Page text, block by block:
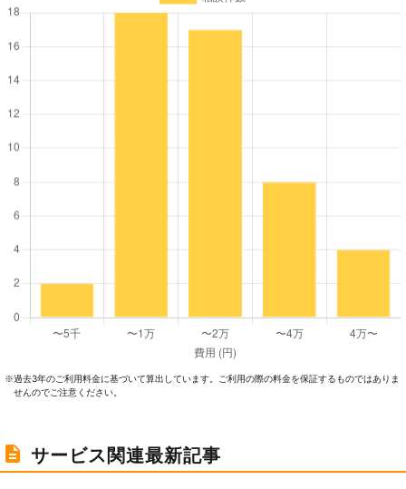
※過去3年のご利⽤料⾦に基づいて算出しています。ご利⽤の際の料⾦を保証するものではありま
せんのでご注意ください。
サービス関連最新記事